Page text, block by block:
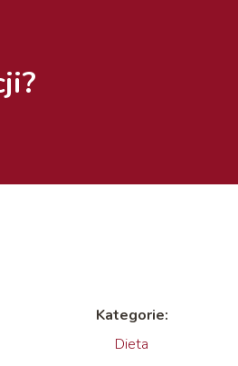
Kategorie:
Dieta